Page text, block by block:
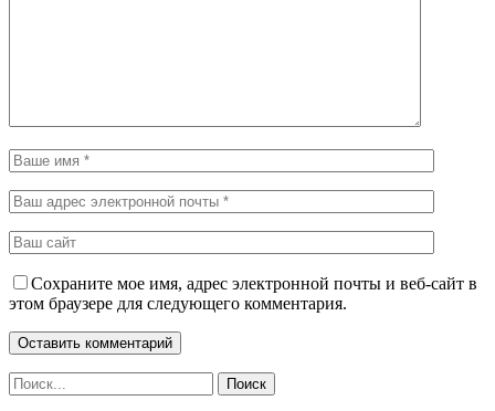
Сохраните мое имя, адрес электронной почты и веб-сайт в
этом браузере для следующего комментария.